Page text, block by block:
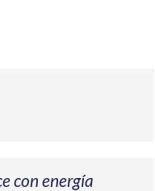
con energía